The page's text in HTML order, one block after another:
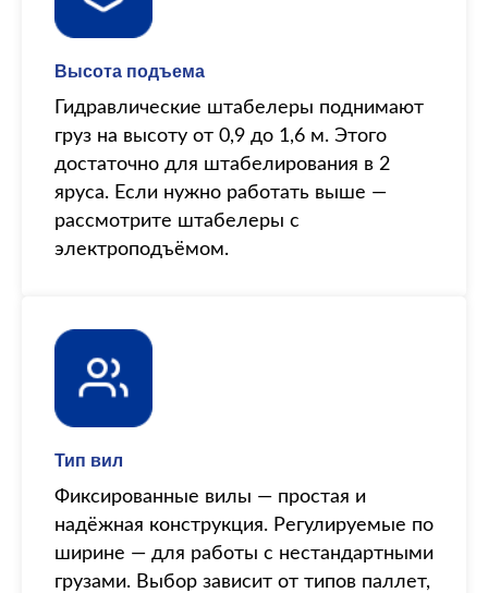
Высота подъема
Гидравлические штабелеры поднимают
груз на высоту от 0,9 до 1,6 м. Этого
достаточно для штабелирования в 2
яруса. Если нужно работать выше —
рассмотрите штабелеры с
электроподъёмом.
Тип вил
Фиксированные вилы — простая и
надёжная конструкция. Регулируемые по
ширине — для работы с нестандартными
грузами. Выбор зависит от типов паллет,